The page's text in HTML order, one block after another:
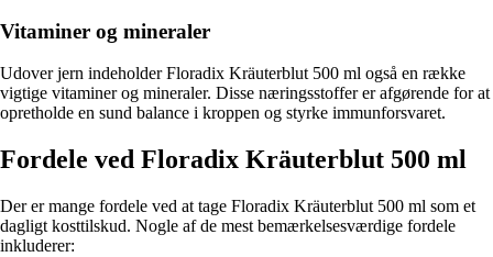
Vitaminer og mineraler
Udover jern indeholder Floradix Kräuterblut 500 ml også en række
vigtige vitaminer og mineraler. Disse næringsstoffer er afgørende for at
opretholde en sund balance i kroppen og styrke immunforsvaret.
Fordele ved Floradix Kräuterblut 500 ml
Der er mange fordele ved at tage Floradix Kräuterblut 500 ml som et
dagligt kosttilskud. Nogle af de mest bemærkelsesværdige fordele
inkluderer: